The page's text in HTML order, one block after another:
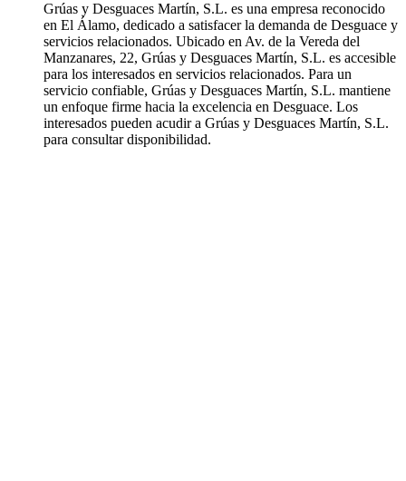
Grúas y Desguaces Martín, S.L. es una empresa reconocido
en El Álamo, dedicado a satisfacer la demanda de Desguace y
servicios relacionados. Ubicado en Av. de la Vereda del
Manzanares, 22, Grúas y Desguaces Martín, S.L. es accesible
para los interesados en servicios relacionados. Para un
servicio confiable, Grúas y Desguaces Martín, S.L. mantiene
un enfoque firme hacia la excelencia en Desguace. Los
interesados pueden acudir a Grúas y Desguaces Martín, S.L.
para consultar disponibilidad.